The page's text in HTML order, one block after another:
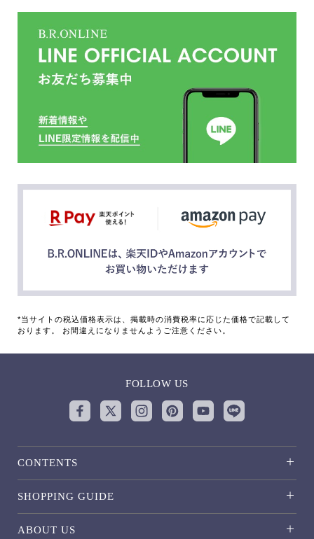
*当サイトの税込価格表示は、掲載時の消費税率に応じた価格で記載して
おります。 お間違えになりませんようご注意ください。
FOLLOW US
CONTENTS
SHOPPING GUIDE
ABOUT US